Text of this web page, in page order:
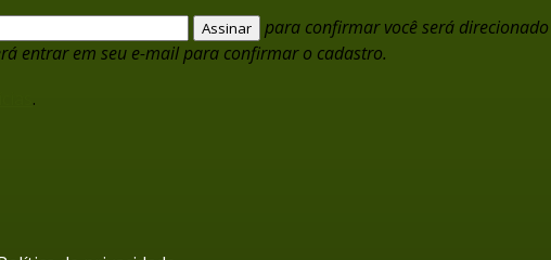
para confirmar você será direcionado
entrar em seu e-mail para confirmar o cadastro.
.